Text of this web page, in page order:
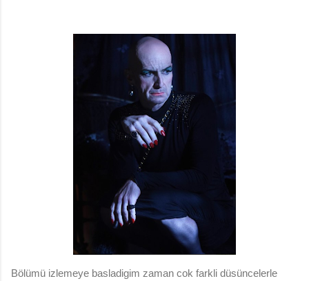
Bölümü izlemeye basladigim zaman cok farkli düsüncelerle